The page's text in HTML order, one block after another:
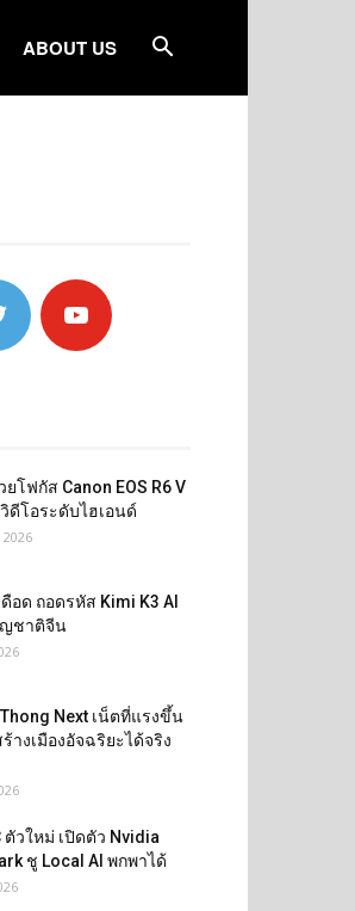
ABOUT US
ยโฟกัส Canon EOS R6 V
ดีโอระดับไฮเอนด์
อด ถอดรหัส Kimi K3 AI
ชาติจีน
Next เน็ตที่แรงขึ้น
างเมืองอัจฉริยะได้จริง
ตัวใหม่ เปิดตัว Nvidia
ชู Local AI พกพาได้